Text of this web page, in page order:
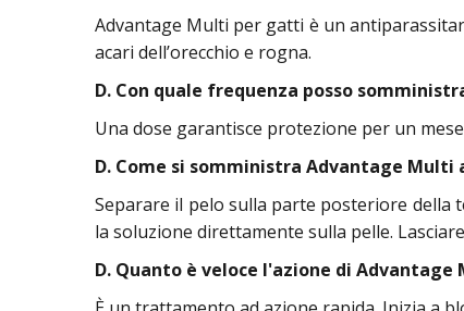
Advantage Multi per gatti è un
acari dell’orecchio e rogna.
D. Con quale frequenza posso
Una dose garantisce protezione per un
D. Come si somministra Advantage Multi
Separare il pelo sulla parte posteriore della
la soluzione direttamente sulla pelle.
D. Quanto è veloce l'azione di Advantage